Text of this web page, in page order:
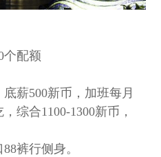
个配额
薪500新币，加班每月
综合1100-1300新币，
裤行侧身。